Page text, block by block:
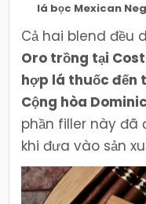
lá bọc Mexican
Cả hai blend đều
Oro trồng tại
hợp lá thuốc đến
Cộng hòa
phần filler này đã
khi đưa vào sản